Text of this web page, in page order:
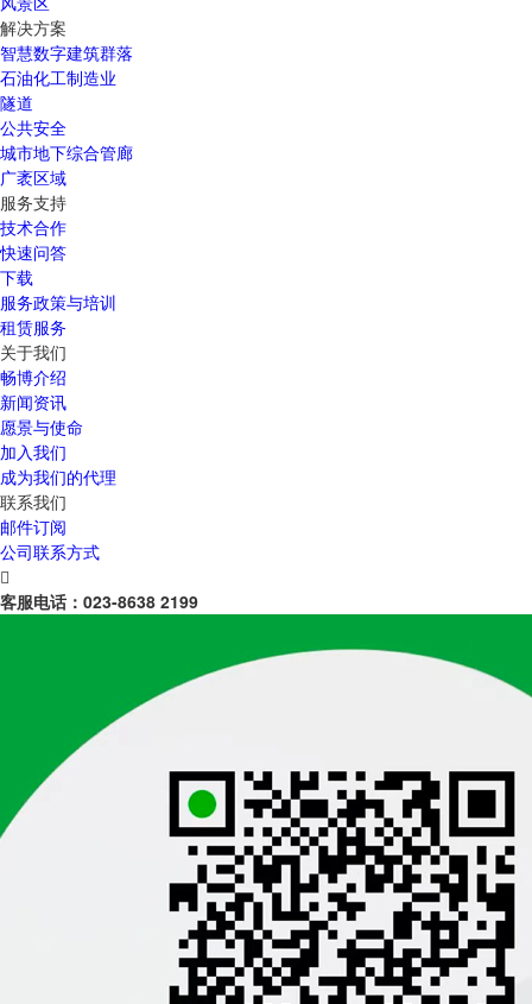
解决方案
智慧数字建筑群落
石油化工制造业
隧道
公共安全
城市地下综合管廊
广袤区域
服务支持
技术合作
快速问答
下载
服务政策与培训
租赁服务
关于我们
畅博介绍
新闻资讯
愿景与使命
加入我们
成为我们的代理
联系我们
邮件订阅
公司联系方式

客服电话： 023-8638 2199